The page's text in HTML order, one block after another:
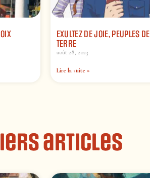
EXULTEZ DE JOIE, PEUPLES
TERRE
août 28, 2023
Lire la suite »
articles